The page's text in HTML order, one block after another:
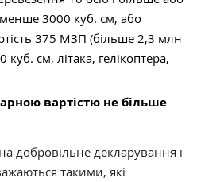
3000 куб. см, або
375 МЗП (більше 2,3 млн
см, літака, гелікоптера,
вартістю не більше
добровільне декларування і
такими, які